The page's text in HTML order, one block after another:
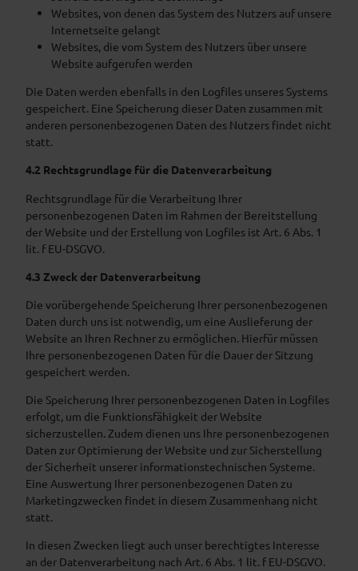
Websites, von denen das System des Nutzers auf unsere
Internetseite gelangt
Websites, die vom System des Nutzers über unsere
Website aufgerufen werden
Die Daten werden ebenfalls in den Logfiles unseres Systems
gespeichert. Eine Speicherung dieser Daten zusammen mit
anderen personenbezogenen Daten des Nutzers findet nicht
statt.
4.2 Rechtsgrundlage für die Datenverarbeitung
Rechtsgrundlage für die Verarbeitung Ihrer
personenbezogenen Daten im Rahmen der Bereitstellung
der Website und der Erstellung von Logfiles ist Art. 6 Abs. 1
lit. f EU-DSGVO.
4.3 Zweck der Datenverarbeitung
Die vorübergehende Speicherung Ihrer personenbezogenen
Daten durch uns ist notwendig, um eine Auslieferung der
Website an Ihren Rechner zu ermöglichen. Hierfür müssen
Ihre personenbezogenen Daten für die Dauer der Sitzung
gespeichert werden.
Die Speicherung Ihrer personenbezogenen Daten in Logfiles
erfolgt, um die Funktionsfähigkeit der Website
sicherzustellen. Zudem dienen uns Ihre personenbezogenen
Daten zur Optimierung der Website und zur Sicherstellung
der Sicherheit unserer informationstechnischen Systeme.
Eine Auswertung Ihrer personenbezogenen Daten zu
Marketingzwecken findet in diesem Zusammenhang nicht
statt.
In diesen Zwecken liegt auch unser berechtigtes Interesse
an der Datenverarbeitung nach Art. 6 Abs. 1 lit. f EU-DSGVO.